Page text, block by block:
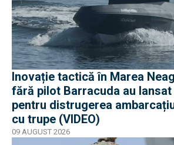
Inovație tactică în Marea
fără pilot Barracuda au lansat
pentru distrugerea
cu trupe (VIDEO)
09 AUGUST 2026